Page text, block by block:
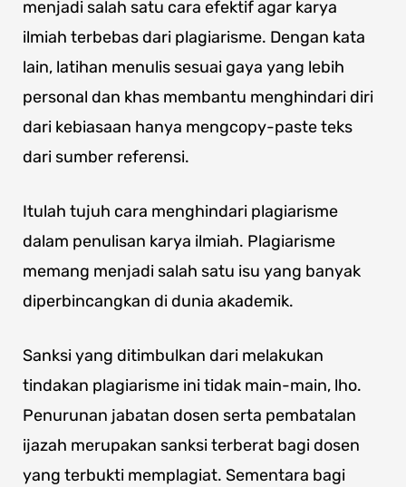
menjadi salah satu cara efektif agar karya
ilmiah terbebas dari plagiarisme. Dengan kata
lain, latihan menulis sesuai gaya yang lebih
personal dan khas membantu menghindari diri
dari kebiasaan hanya mengcopy-paste teks
dari sumber referensi.
Itulah tujuh cara menghindari plagiarisme
dalam penulisan karya ilmiah. Plagiarisme
memang menjadi salah satu isu yang banyak
diperbincangkan di dunia akademik.
Sanksi yang ditimbulkan dari melakukan
tindakan plagiarisme ini tidak main-main, lho.
Penurunan jabatan dosen serta pembatalan
ijazah merupakan sanksi terberat bagi dosen
yang terbukti memplagiat. Sementara bagi